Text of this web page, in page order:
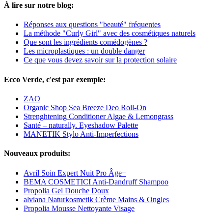
À lire sur notre blog:
Réponses aux questions "beauté" fréquentes
La méthode "Curly Girl" avec des cosmétiques naturels
Que sont les ingrédients comédogènes ?
Les microplastiques : un double danger
Ce que vous devez savoir sur la protection solaire
Ecco Verde, c'est par exemple:
ZAO
Organic Shop Sea Breeze Deo Roll-On
Strenghtening Conditioner Algae & Lemongrass
Santé – naturally. Eyeshadow Palette
MANETIK Stylo Anti-Imperfections
Nouveaux produits:
Avril Soin Expert Nuit Pro Âge+
BEMA COSMETICI Anti-Dandruff Shampoo
Propolia Gel Douche Doux
alviana Naturkosmetik Crème Mains & Ongles
Propolia Mousse Nettoyante Visage